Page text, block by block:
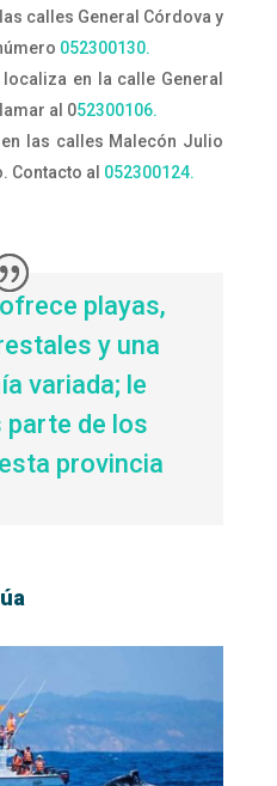
calles General Córdova y
052300130.
localiza en la calle General
al 052300106.
las calles Malecón Julio
Contacto al 052300124.
playas,
y una
variada; le
de los
provincia